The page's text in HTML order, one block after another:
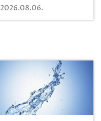
Mágnás Miska
2026.08.06.